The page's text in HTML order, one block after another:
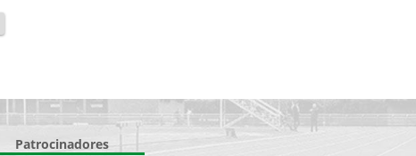
Patrocinadores